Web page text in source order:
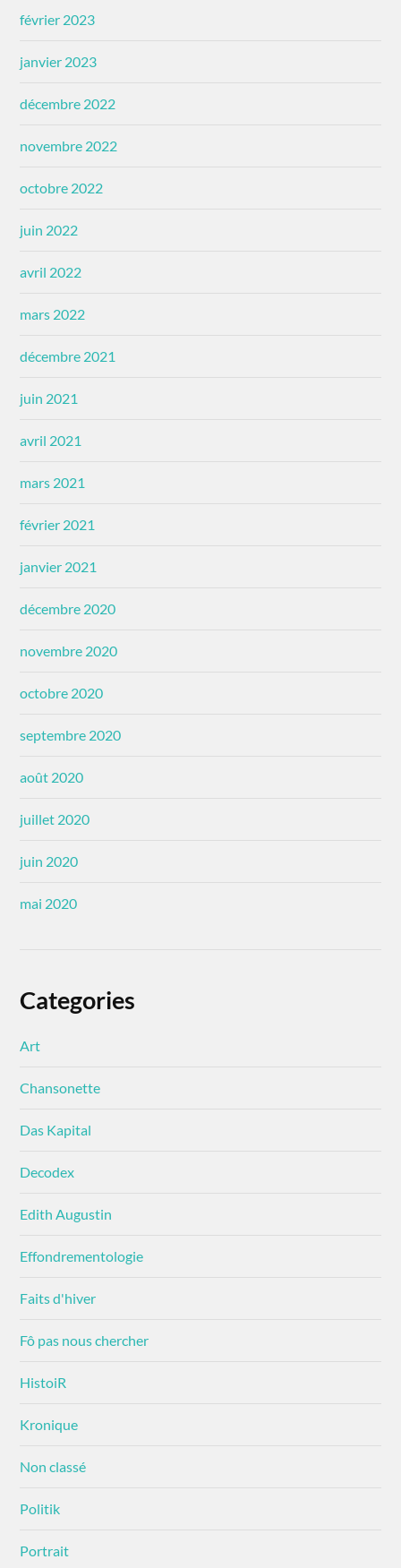
février 2023
janvier 2023
décembre 2022
novembre 2022
octobre 2022
juin 2022
avril 2022
mars 2022
décembre 2021
juin 2021
avril 2021
mars 2021
février 2021
janvier 2021
décembre 2020
novembre 2020
octobre 2020
septembre 2020
août 2020
juillet 2020
juin 2020
mai 2020
Categories
Art
Chansonette
Das Kapital
Decodex
Edith Augustin
Effondrementologie
Faits d'hiver
Fô pas nous chercher
HistoiR
Kronique
Non classé
Politik
Portrait